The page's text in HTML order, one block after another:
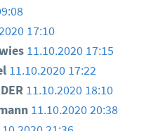
17:10
11.10.2020 17:15
11.10.2020 17:22
11.10.2020 18:10
11.10.2020 20:38